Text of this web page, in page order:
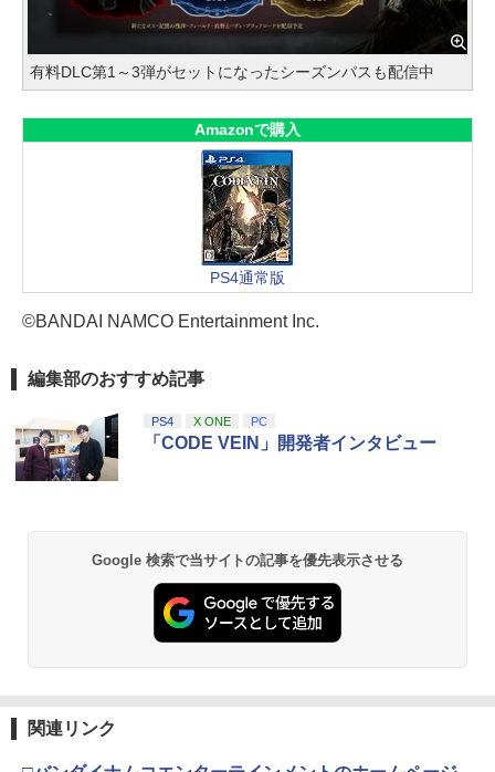
有料DLC第1～3弾がセットになったシーズンパスも配信中
Amazonで購入
PS4通常版
©BANDAI NAMCO Entertainment Inc.
編集部のおすすめ記事
PS4 X ONE PC
「CODE VEIN」開発者インタビュー
Google 検索で当サイトの記事を優先表示させる
関連リンク